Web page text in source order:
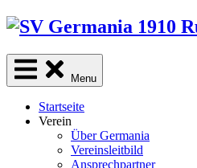
Skip
content
Menu
Startseite
Verein
Über Germania
Vereinsleitbild
Ansprechpartner